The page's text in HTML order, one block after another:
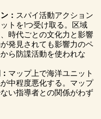
： スパイ活動アクション
トを1つ受け取る。区域
時代ごとの文化力と影響
発見されても影響力のペ
ら防諜活動を使われな
マップ上で海洋ユニット
中程度悪化する。マップ
い指導者との関係がわず